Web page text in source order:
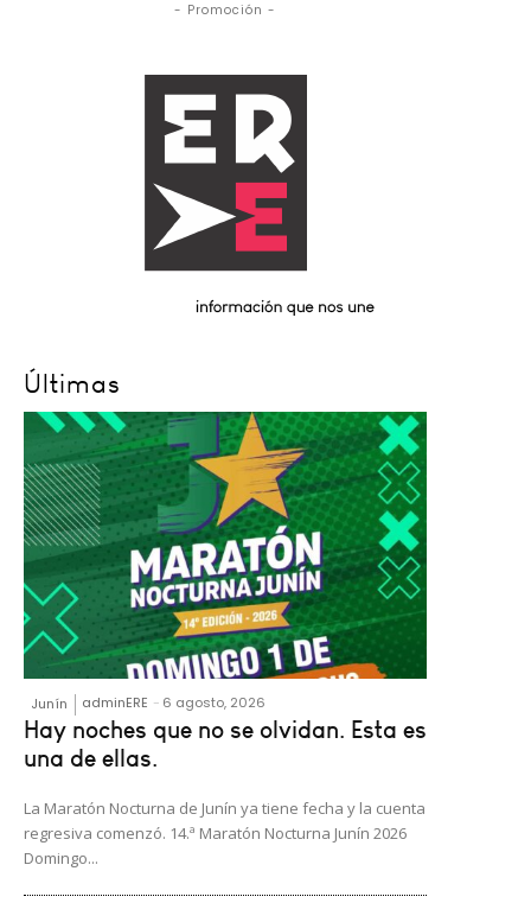
- Promoción -
Últimas
Junín adminERE - 6 agosto, 2026
Hay noches que no se olvidan. Esta es
una de ellas.
La Maratón Nocturna de Junín ya tiene fecha y la cuenta
regresiva comenzó. 14.ª Maratón Nocturna Junín 2026
Domingo...